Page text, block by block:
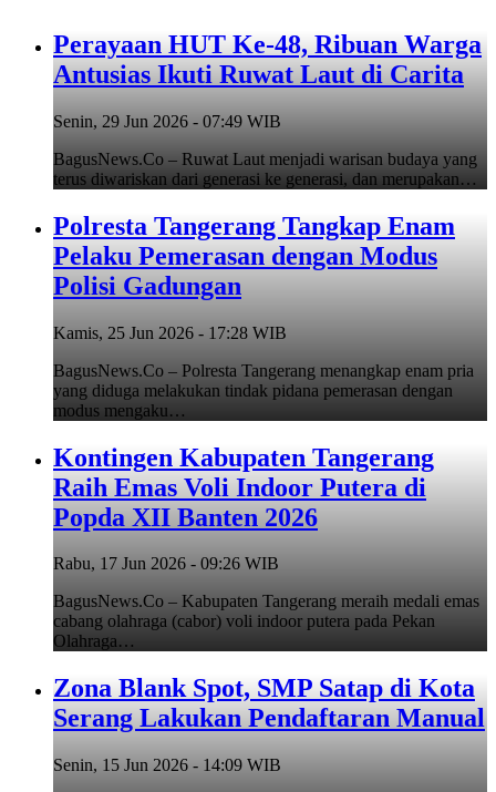
Perayaan HUT Ke-48, Ribuan Warga
Antusias Ikuti Ruwat Laut di Carita
Senin, 29 Jun 2026 - 07:49 WIB
BagusNews.Co – Ruwat Laut menjadi warisan budaya yang
terus diwariskan dari generasi ke generasi, dan merupakan…
Polresta Tangerang Tangkap Enam
Pelaku Pemerasan dengan Modus
Polisi Gadungan
Kamis, 25 Jun 2026 - 17:28 WIB
BagusNews.Co – Polresta Tangerang menangkap enam pria
yang diduga melakukan tindak pidana pemerasan dengan
modus mengaku…
Kontingen Kabupaten Tangerang
Raih Emas Voli Indoor Putera di
Popda XII Banten 2026
Rabu, 17 Jun 2026 - 09:26 WIB
BagusNews.Co – Kabupaten Tangerang meraih medali emas
cabang olahraga (cabor) voli indoor putera pada Pekan
Olahraga…
Zona Blank Spot, SMP Satap di Kota
Serang Lakukan Pendaftaran Manual
Senin, 15 Jun 2026 - 14:09 WIB